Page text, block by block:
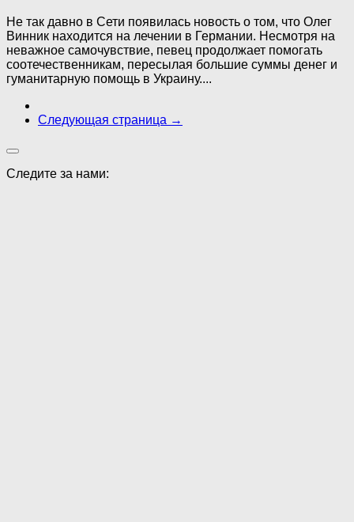
Не так давно в Сети появилась новость о том, что Олег
Винник находится на лечении в Германии. Несмотря на
неважное самочувствие, певец продолжает помогать
соотечественникам, пересылая большие суммы денег и
гуманитарную помощь в Украину....
Следующая страница →
Следите за нами: